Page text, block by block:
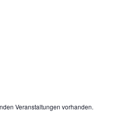
Veranstaltungen vorhanden.